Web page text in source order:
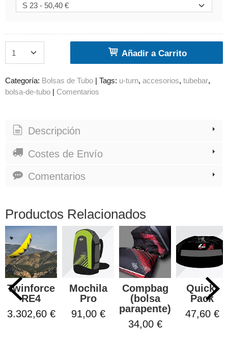
Añadir a Carrito
Categoría: Bolsas de Tubo | Tags: u-turn accesorios tubebar
bolsa-de-tubo | Comentarios
Descripción
Costes de Envío
Comentarios
Productos Relacionados
Twinforce
RE4
3.302,60 €
Mochila
Pro
91,00 €
Compbag
(bolsa
parapente)
34,00 €
Quick-
Pack
47,60 €